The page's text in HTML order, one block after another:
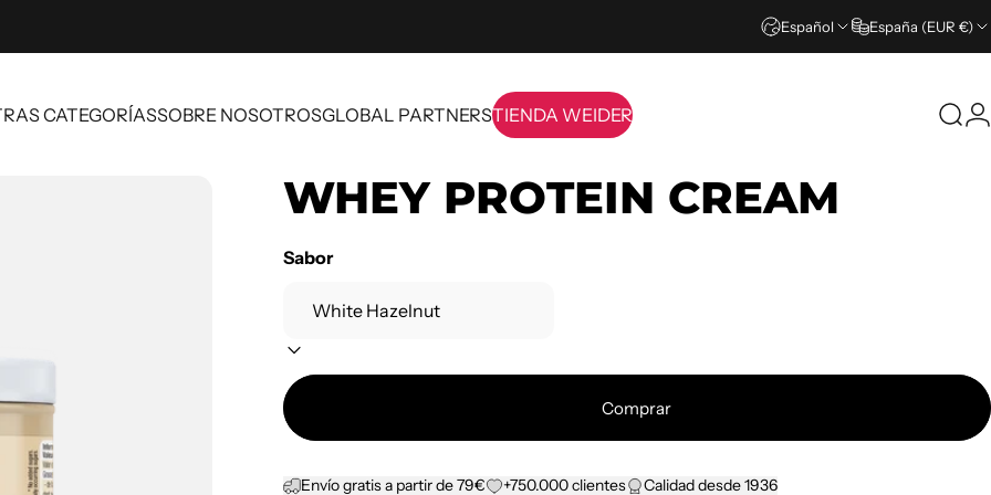
Español España (EUR €)
CATEGORÍASSOBRE NOSOTROSGLOBAL PARTNERSTIENDA WEIDER
WHEY PROTEIN CREAM
Sabor
Comprar
Envío gratis a partir de 79€ +750.000 clientes Calidad desde 1936